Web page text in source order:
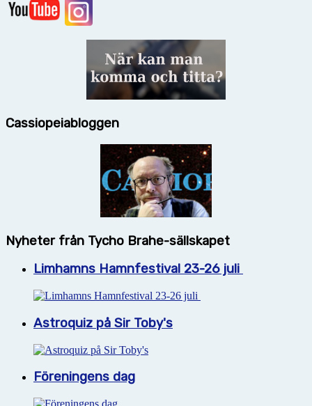
Cassiopeiabloggen
Nyheter från Tycho Brahe-sällskapet
Limhamns Hamnfestival 23-26 juli
Astroquiz på Sir Toby's
Föreningens dag